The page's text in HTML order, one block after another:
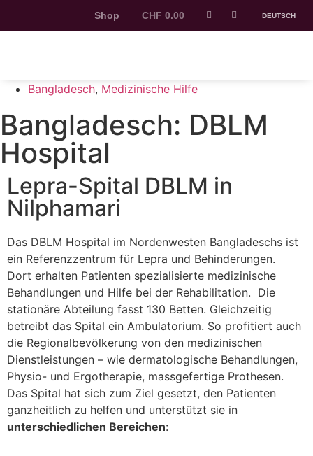
Shop CHF 0.00 DEUTSCH
Bangladesch, Medizinische Hilfe
Bangladesch: DBLM
Hospital
Lepra-Spital DBLM in
Nilphamari
Das DBLM Hospital im Nordenwesten Bangladeschs ist
ein Referenzzentrum für Lepra und Behinderungen.
Dort erhalten Patienten spezialisierte medizinische
Behandlungen und Hilfe bei der Rehabilitation. Die
stationäre Abteilung fasst 130 Betten. Gleichzeitig
betreibt das Spital ein Ambulatorium. So profitiert auch
die Regionalbevölkerung von den medizinischen
Dienstleistungen – wie dermatologische Behandlungen,
Physio- und Ergotherapie, massgefertige Prothesen.
Das Spital hat sich zum Ziel gesetzt, den Patienten
ganzheitlich zu helfen und unterstützt sie in
unterschiedlichen Bereichen: